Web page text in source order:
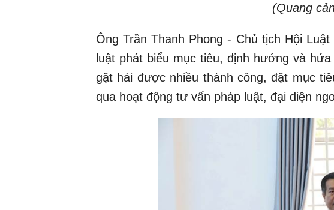
(Quang
Ông Trần Thanh Phong - Chủ tịch Hội
luật phát biểu mục tiêu, định hướng và
gặt hái được nhiều thành công, đặt mục
qua hoạt động tư vấn pháp luật, đại diện